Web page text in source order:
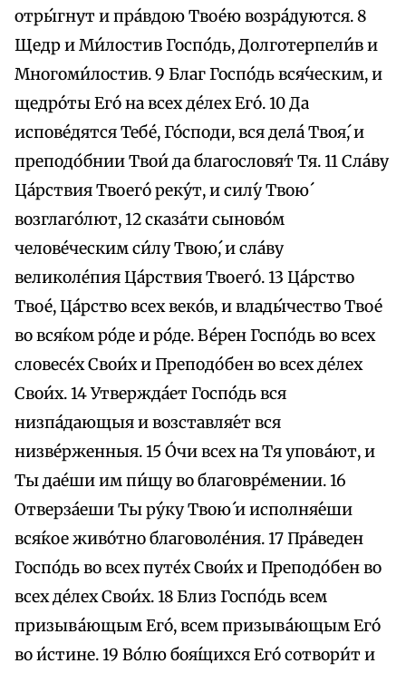
отры́гнут и пра́вдою Твое́ю возра́дуются. 8
Щедр и Ми́лостив Госпо́дь, Долготерпели́в и
Многоми́лостив. 9 Благ Госпо́дь вся́ческим, и
щедро́ты Его́ на всех де́лех Его́. 10 Да
испове́дятся Тебе́, Го́споди, вся дела́ Твоя́, и
преподо́бнии Твои́ да благословя́т Тя. 11 Сла́ву
Ца́рствия Твоего́ реку́т, и сил́у Твою́
возглаго́лют, 12 сказа́ти сыново́м
челове́ческим си́лу Твою́, и сла́ву
великоле́пия Ца́рствия Твоего́. 13 Ца́рство
Твое́, Ца́рство всех веко́в, и влады́чество Твое́
во вся́ком ро́де и ро́де. Ве́рен Госпо́дь во всех
словесе́х Свои́х и Преподо́бен во всех де́лех
Свои́х. 14 Утвержда́ет Госпо́дь вся
низпа́дающыя и возставля́ет вся
низве́рженныя. 15 О́чи всех на Тя упова́ют, и
Ты дае́ши им пи́щу во благовре́мении. 16
Отверза́еши Ты ру́ку Твою́ и исполня́еши
вся́кое живо́тно благоволе́ния. 17 Пра́веден
Госпо́дь во всех путе́х Свои́х и Преподо́бен во
всех де́лех Свои́х. 18 Близ Госпо́дь всем
призыва́ющым Его́, всем призыва́ющым Его́
во и́стине. 19 Во́лю боя́щихся Его́ сотвори́т и